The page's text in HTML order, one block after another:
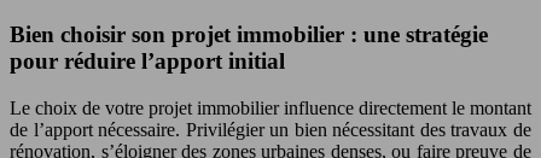
Bien choisir son projet immobilier : une stratégie
pour réduire l’apport initial
Le choix de votre projet immobilier influence directement le montant
de l’apport nécessaire. Privilégier un bien nécessitant des travaux de
rénovation, s’éloigner des zones urbaines denses, ou faire preuve de